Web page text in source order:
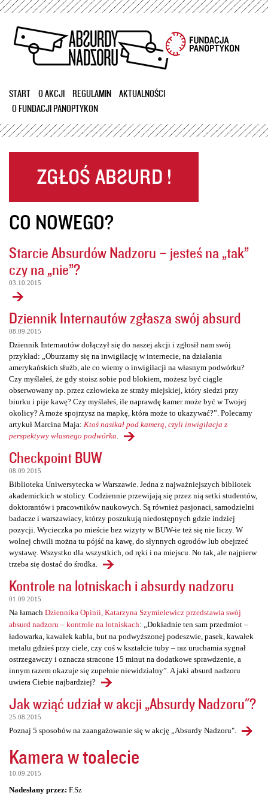
Przejdź
treści
START O AKCJI REGULAMIN
AKTUALNOŚCI
O FUNDACJI PANOPTYKON
CO NOWEGO?
Starcie Absurdów Nadzoru – jesteś na „tak”
czy na „nie”?
03.10.2015
Dziennik Internautów zgłasza swój absurd
08.09.2015
Dziennik Internautów dołączył się do naszej akcji i zgłosił nam swój
przykład: „Oburzamy się na inwigilację w internecie, na działania
amerykańskich służb, ale co wiemy o inwigilacji na własnym podwórku?
Czy myślałeś, że gdy stoisz sobie pod blokiem, możesz być ciągle
obserwowany np. przez człowieka ze straży miejskiej, który siedzi przy
biurku i pije kawę? Czy myślałeś, ile naprawdę kamer może być w Twojej
okolicy? A może spojrzysz na mapkę, która może to ukazywać?”. Polecamy
artykuł Marcina Maja: Ktoś nasikał pod kamerą, czyli inwigilacja z
perspektywy własnego podwórka
Checkpoint BUW
08.09.2015
Biblioteka Uniwersytecka w Warszawie. Jedna z najważniejszych bibliotek
akademickich w stolicy. Codziennie przewijają się przez nią setki studentów,
doktorantów i pracowników naukowych. Są również pasjonaci, samodzielni
badacze i warszawiacy, którzy poszukują niedostępnych gdzie indziej
pozycji. Wycieczka po mieście bez wizyty w BUW-ie też się nie liczy. W
wolnej chwili można tu pójść na kawę, do słynnych ogrodów lub obejrzeć
wystawę. Wszystko dla wszystkich, od ręki i na miejscu. No tak, ale najpierw
trzeba się dostać do środka.
Kontrole na lotniskach i absurdy nadzoru
01.09.2015
Na łamach Dziennika Opinii, Katarzyna Szymielewicz przedstawia swój
absurd nadzoru – kontrole na lotniskach: „Dokładnie ten sam przedmiot –
ładowarka, kawałek kabla, but na podwyższonej podeszwie, pasek, kawałek
metalu gdzieś przy ciele, czy coś w kształcie tuby – raz uruchamia sygnał
ostrzegawczy i oznacza stracone 15 minut na dodatkowe sprawdzenie, a
innym razem okazuje się zupełnie niewidzialny”. A jaki absurd nadzoru
uwiera Ciebie najbardziej?
Jak wziąć udział w akcji „Absurdy Nadzoru"?
25.08.2015
Poznaj 5 sposobów na zaangażowanie się w akcję „Absurdy Nadzoru".
Kamera w toalecie
10.09.2015
Nadesłany przez: F.Sz